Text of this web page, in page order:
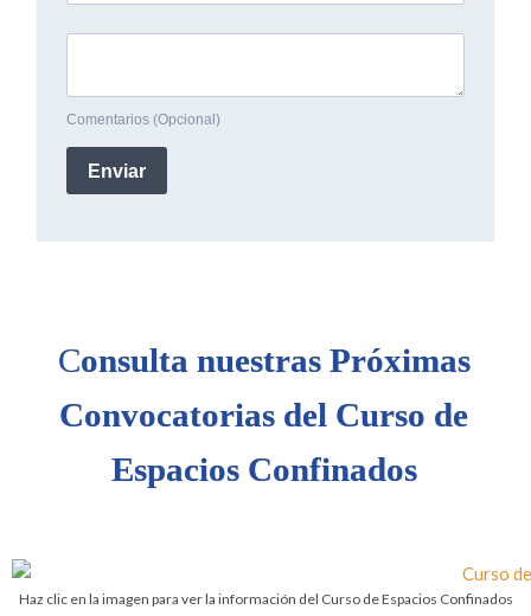
Consulta nuestras Próximas
Convocatorias del Curso de
Espacios Confinados
Haz clic en la imagen para ver la información del Curso de Espacios Confinados